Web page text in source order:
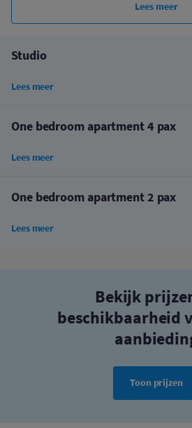
Lees meer
Studio
Lees meer
One bedroom apartment 4 pax
Lees meer
One bedroom apartment 2 pax
Lees meer
Bekijk
beschikbaarheid
Toon prijzen